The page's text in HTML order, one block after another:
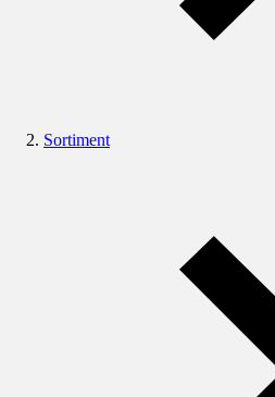
Sortiment